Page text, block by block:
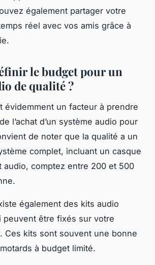
également partager votre
réel avec vos amis grâce à
le budget pour un
de qualité ?
évidemment un facteur à prendre
l’achat d’un système audio pour
de noter que la qualité a un
complet, incluant un casque
audio, comptez entre 200 et 500
également des kits audio
peuvent être fixés sur votre
Ces kits sont souvent une bonne
à budget limité.